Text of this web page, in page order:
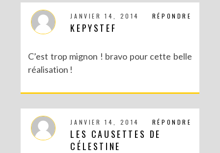
RÉPONDRE
JANVIER 14, 2014
KEPYSTEF
C’est trop mignon ! bravo pour cette belle
réalisation !
RÉPONDRE
JANVIER 14, 2014
LES CAUSETTES DE
CÉLESTINE